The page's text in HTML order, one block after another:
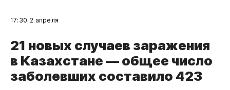
17:30 2 апреля
21 новых случаев заражения
в Казахстане — общее число
заболевших составило 423